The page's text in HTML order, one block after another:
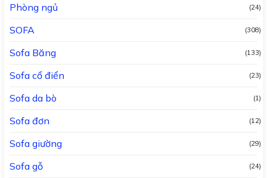
Phòng ngủ (24)
SOFA (308)
Sofa Băng (133)
Sofa cổ điển (23)
Sofa da bò (1)
Sofa đơn (12)
Sofa giường (29)
Sofa gỗ (24)